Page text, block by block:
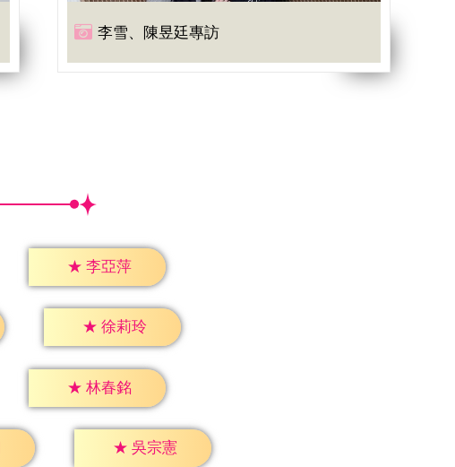
李雪、陳昱廷專訪
★ 李亞萍
★ 徐莉玲
★ 林春銘
★ 吳宗憲